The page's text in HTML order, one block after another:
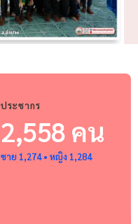
ประชากร
2,558 คน
ชาย 1,274 • หญิง 1,284